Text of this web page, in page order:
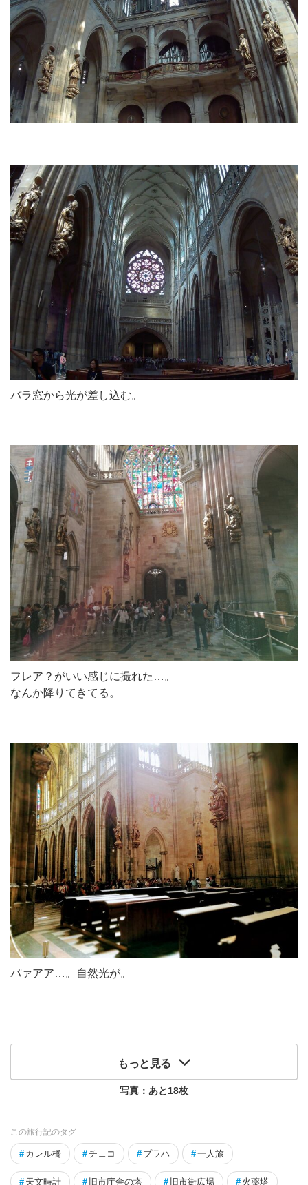
バラ窓から光が差し込む。
フレア？がいい感じに撮れた…。
なんか降りてきてる。
パァアア…。自然光が。
もっと見る
写真：あと18枚
この旅行記のタグ
# カレル橋 #チェコ # プラハ #一人旅
# 天文時計 # 旧市庁舎の塔 # 旧市街広場 # 火薬塔